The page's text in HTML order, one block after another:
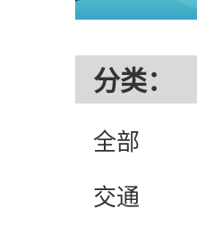
分类：
全部
交通